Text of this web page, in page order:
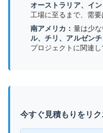
オーストラリア、イン
工場に至るまで、需要
南アメリカ： 量は少な
ル、チリ、アルゼン
プロジェクトに関連し
今すぐ見積もりをリ